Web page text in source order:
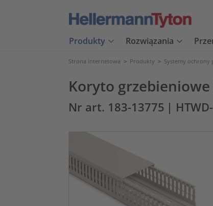
Produkty Rozwiązania
Strona internetowa > Produkty > Systemy ochrony
Koryto grzebieniowe
Nr art. 183-13775 |